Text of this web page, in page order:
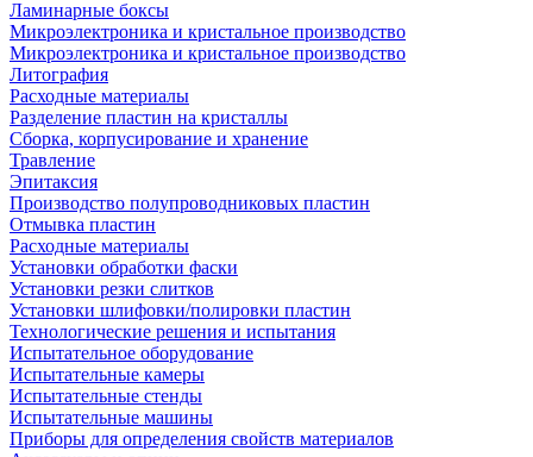
Ламинарные боксы
Микроэлектроника и кристальное производство
Микроэлектроника и кристальное производство
Литография
Расходные материалы
Разделение пластин на кристаллы
Сборка, корпусирование и хранение
Травление
Эпитаксия
Производство полупроводниковых пластин
Отмывка пластин
Расходные материалы
Установки обработки фаски
Установки резки слитков
Установки шлифовки/полировки пластин
Технологические решения и испытания
Испытательное оборудование
Испытательные камеры
Испытательные стенды
Испытательные машины
Приборы для определения свойств материалов